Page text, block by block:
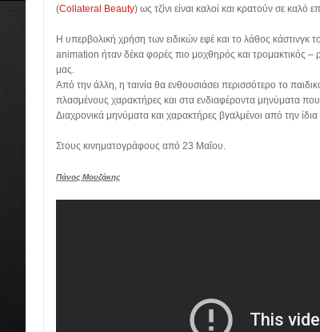
(Collateral Beauty) ως τζίνι είναι καλοί και κρατούν σε καλό
Η υπερβολική χρήση των ειδικών εφέ και το λάθος
animation ήταν δέκα φορές πιο μοχθηρός και τρομακτικός –
μας.
Από την άλλη, η ταινία θα ενθουσιάσει περισσότερο το
πλασμένους χαρακτήρες και στα ενδιαφέροντα μηνύματα που
Διαχρονικά μηνύματα και χαρακτήρες βγαλμένοι από την ίδια
Στους κινηματογράφους από 23 Μαΐου.
Πάνος Μουζάκης